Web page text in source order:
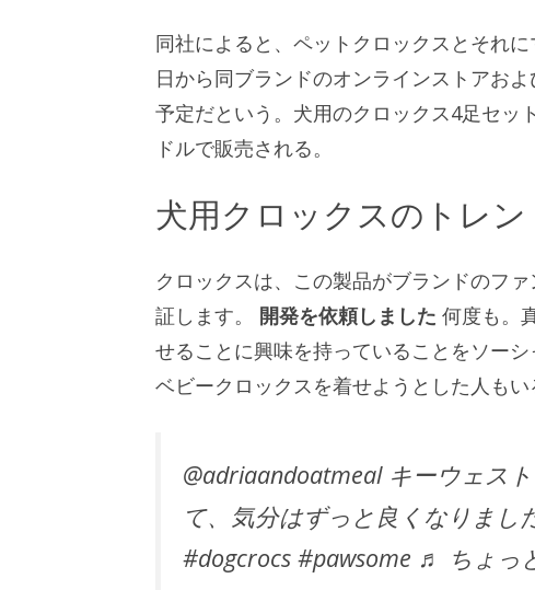
同社によると、ペットクロックスとそれ
日から同ブランドのオンラインストアお
予定だという。犬用のクロックス4足セッ
ドルで販売される。
犬用クロックスのトレン
クロックスは、この製品がブランドのフ
証します。 開発を依頼しました 何度も。
せることに興味を持っていることをソー
ベビークロックスを着せようとした人もい
@adriaandoatmeal キーウェス
て、気分はずっと良くなりまし
#dogcrocs #pawsome ♬ ちょっ